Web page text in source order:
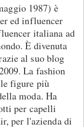
1987) è
ed influencer
italiana ad
È divenuta
al suo blog
La fashion
figure più
moda. Ha
per capelli
per l'azienda di